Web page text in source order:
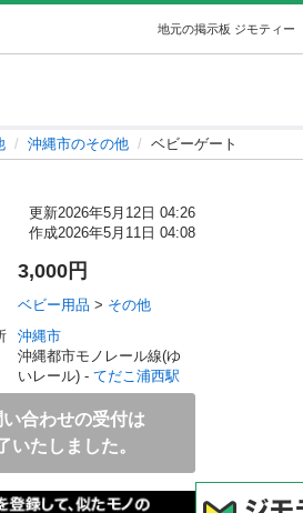
地元の掲示板 ジモティー
沖縄市のその他 ベビーゲート
更新2026年5月12日 04:26
作成2026年5月11日 04:08
3,000円
ベビー用品 > その他
沖縄市
沖縄都市モノレール線(ゆ
いレール) - てだこ浦西駅
い合わせの受付は
いたしました。